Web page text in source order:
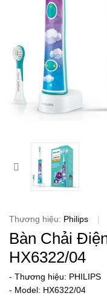
Thương hiệu: Philips |
Bàn Chải
HX6322/04
- Thương hiệu: PHILIPS
- Model: HX6322/04